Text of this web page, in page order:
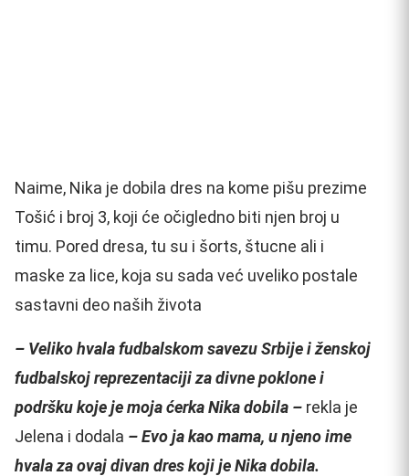
Naime, Nika je dobila dres na kome pišu prezime
Tošić i broj 3, koji će očigledno biti njen broj u
timu. Pored dresa, tu su i šorts, štucne ali i
maske za lice, koja su sada već uveliko postale
sastavni deo naših života
– Veliko hvala fudbalskom savezu Srbije i ženskoj
fudbalskoj reprezentaciji za divne poklone i
podršku koje je moja ćerka Nika dobila – rekla je
Jelena i dodala – Evo ja kao mama, u njeno ime
hvala za ovaj divan dres koji je Nika dobila.